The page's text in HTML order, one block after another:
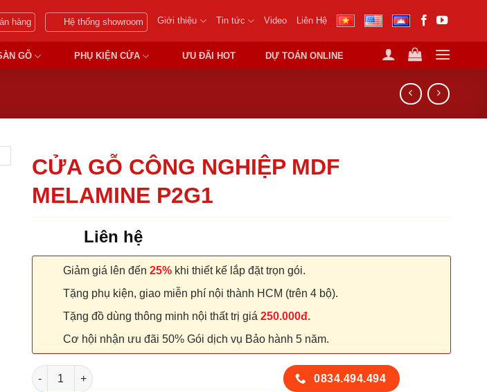
hàng Hệ thống showroom Giới thiệu Tin tức Video Liên Hệ
GỖ PHỤ KIỆN CỬA ƯU ĐÃI HOT DỰ TOÁN ONLINE
CỬA GỖ CÔNG NGHIỆP MDF
MELAMINE P2G1
Liên hệ
Giảm giá lên đến 25% khi thiết kế lắp đặt trọn gói.
Tặng phụ kiện, giao miễn phí nội thành HCM (trên 4 bộ).
Tặng đồ dùng thông minh nội thất trị giá 250.000đ.
Cơ hội nhận ưu đãi 50% Gói dịch vụ Bảo hành 5 năm.
CỬA GỖ CÔNG NGHIỆP MDF MELAMINE P2G1 số lượng
0834.494.494